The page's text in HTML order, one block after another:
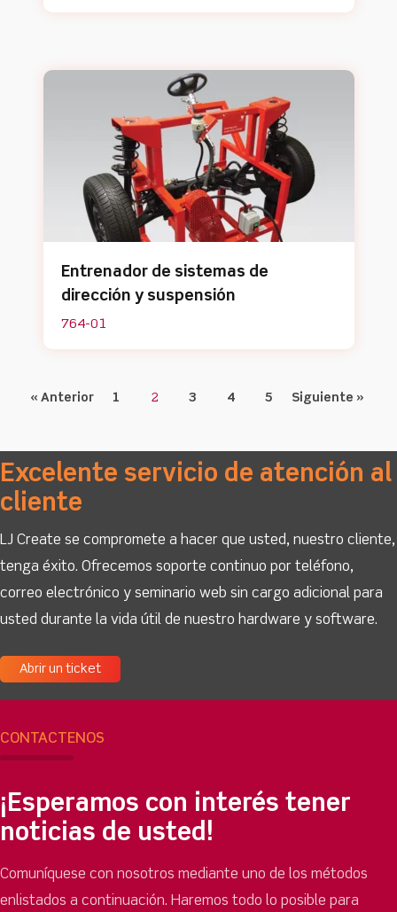
Entrenador de sistemas de
dirección y suspensión
764-01
« Anterior 1 2 3 4 5 Siguiente »
Excelente servicio de atención al
cliente
LJ Create se compromete a hacer que usted, nuestro cliente,
tenga éxito. Ofrecemos soporte continuo por teléfono,
correo electrónico y seminario web sin cargo adicional para
usted durante la vida útil de nuestro hardware y software.
Abrir un ticket
CONTÁCTENOS
¡Esperamos con interés tener
noticias de usted!
Comuníquese con nosotros mediante uno de los métodos
enlistados a continuación. Haremos todo lo posible para